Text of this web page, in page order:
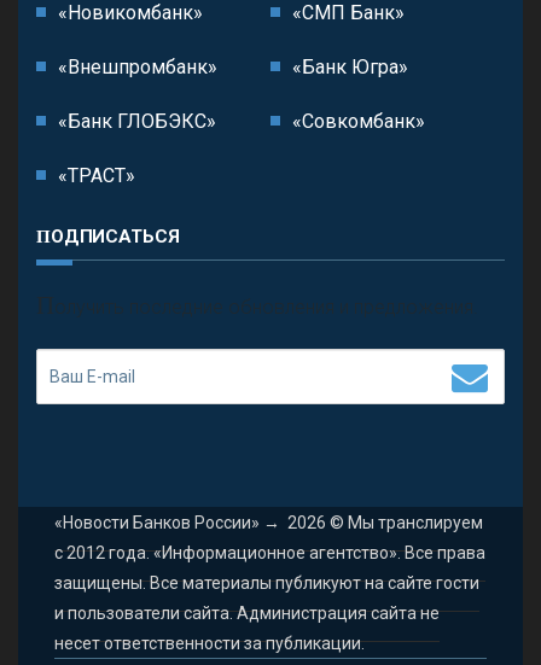
«Новикомбанк» «СМП Банк»
«Внешпромбанк» «Банк Югра»
«Банк ГЛОБЭКС» «Совкомбанк»
«ТРАСТ»
ПОДПИСАТЬСЯ
П олучить последние обновления и предложения.
«Новости Банков России» → 2026 © Мы транслируем
с 2012 года. «Информационное агентство». Все права
защищены. Все материалы публикуют на сайте гости
и пользователи сайта. Администрация сайта не
несет ответственности за публикации.